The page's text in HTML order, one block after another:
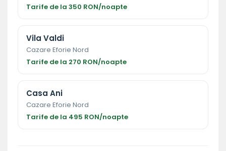
Tarife de la 350 RON/noapte
Vila Valdi
Cazare Eforie Nord
Tarife de la 270 RON/noapte
Casa Ani
Cazare Eforie Nord
Tarife de la 495 RON/noapte